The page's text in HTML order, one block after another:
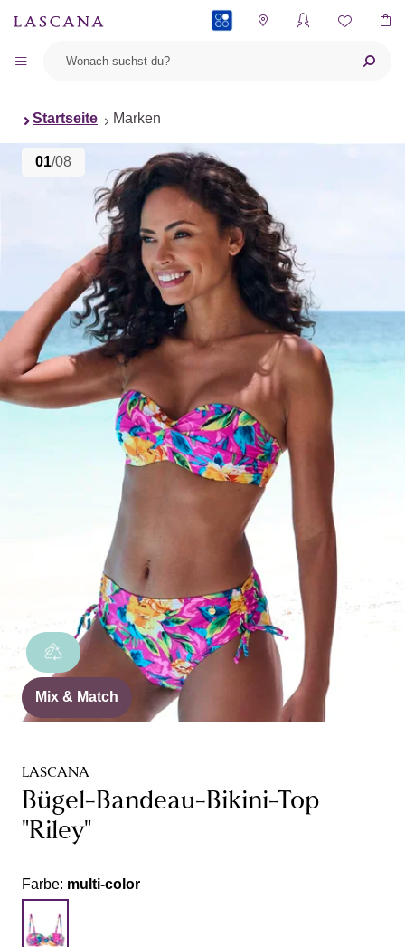
Startseite Marken
01/08
Mix & Match
LASCANA
Bügel-Bandeau-Bikini-Top
"Riley"
Farbe: multi-color